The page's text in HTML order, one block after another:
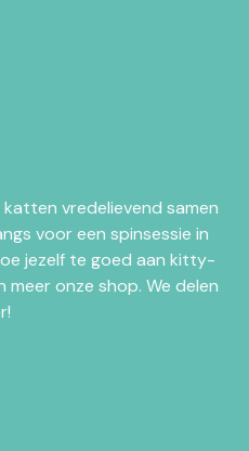
katten vredelievend samen
voor een spinsessie in
jezelf te goed aan kitty-
onze shop. We delen